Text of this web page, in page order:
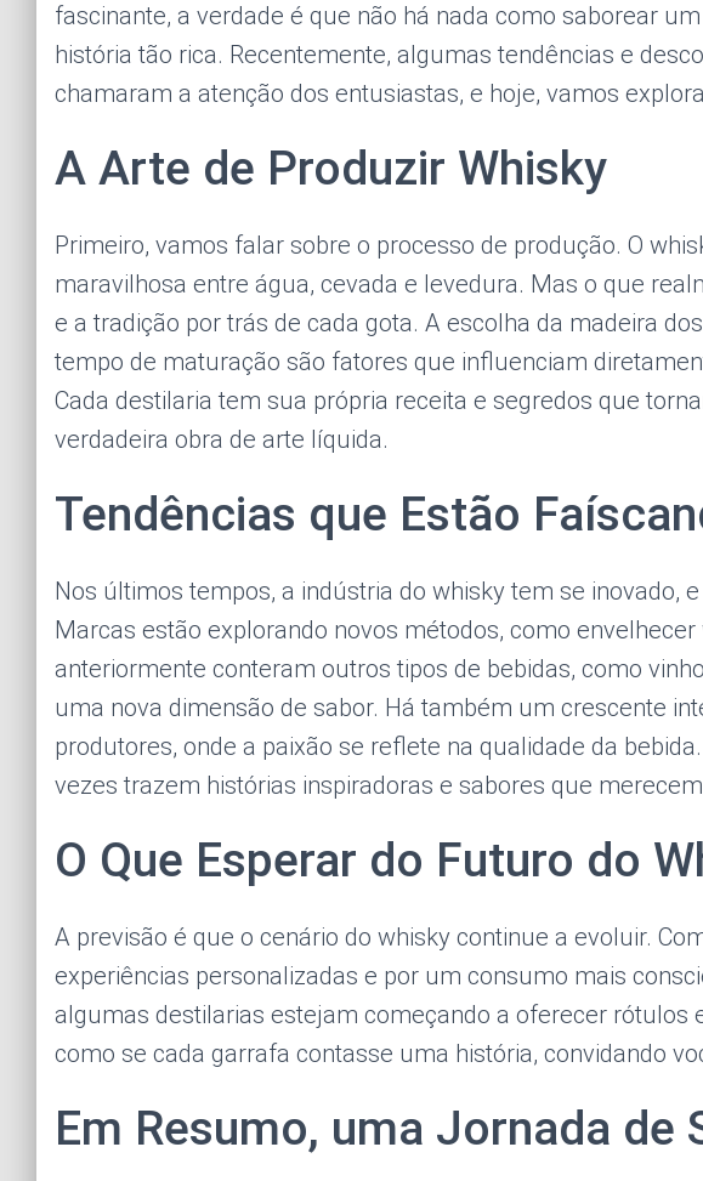
fascinante, a verdade é que não há nada como saborear
história tão rica. Recentemente, algumas tendências e
chamaram a atenção dos entusiastas, e hoje, vamos
A Arte de Produzir Whisky
Primeiro, vamos falar sobre o processo de produção. O
maravilhosa entre água, cevada e levedura. Mas o que
e a tradição por trás de cada gota. A escolha da madeira
tempo de maturação são fatores que influenciam
Cada destilaria tem sua própria receita e segredos que
verdadeira obra de arte líquida.
Tendências que Estão
Nos últimos tempos, a indústria do whisky tem se inovado,
Marcas estão explorando novos métodos, como
anteriormente conteram outros tipos de bebidas, como
uma nova dimensão de sabor. Há também um crescente
produtores, onde a paixão se reflete na qualidade da
vezes trazem histórias inspiradoras e sabores que
O Que Esperar do Futuro do
A previsão é que o cenário do whisky continue a evoluir.
experiências personalizadas e por um consumo mais
algumas destilarias estejam começando a oferecer rótulos
como se cada garrafa contasse uma história, convidando
Em Resumo, uma Jornada de